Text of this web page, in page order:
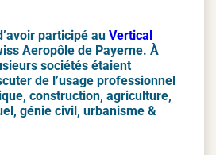
participé au Vertical
Aeropôle de Payerne. À
sociétés étaient
de l’usage professionnel
construction, agriculture,
génie civil, urbanisme &